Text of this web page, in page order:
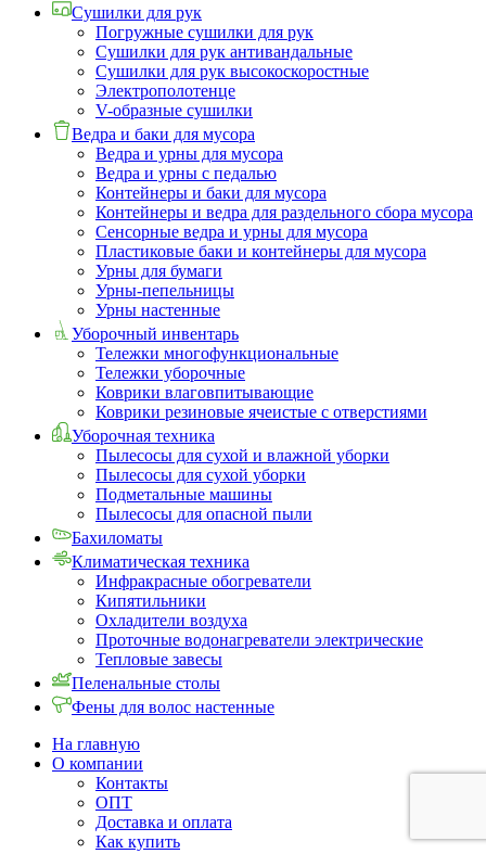
Сушилки для рук
Погружные сушилки для рук
Сушилки для рук антивандальные
Сушилки для рук высокоскоростные
Электрополотенце
V-образные сушилки
Ведра и баки для мусора
Ведра и урны для мусора
Ведра и урны с педалью
Контейнеры и баки для мусора
Контейнеры и ведра для раздельного сбора мусора
Сенсорные ведра и урны для мусора
Пластиковые баки и контейнеры для мусора
Урны для бумаги
Урны-пепельницы
Урны настенные
Уборочный инвентарь
Тележки многофункциональные
Тележки уборочные
Коврики влаговпитывающие
Коврики резиновые ячеистые с отверстиями
Уборочная техника
Пылесосы для сухой и влажной уборки
Пылесосы для сухой уборки
Подметальные машины
Пылесосы для опасной пыли
Бахиломаты
Климатическая техника
Инфракрасные обогреватели
Кипятильники
Охладители воздуха
Проточные водонагреватели электрические
Тепловые завесы
Пеленальные столы
Фены для волос настенные
На главную
О компании
Контакты
ОПТ
Доставка и оплата
Как купить